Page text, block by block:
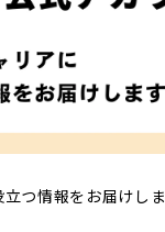
あたっては、漏え
安全管理のために
じるように努めま
用・提供の各場
つ情報をお届けしま